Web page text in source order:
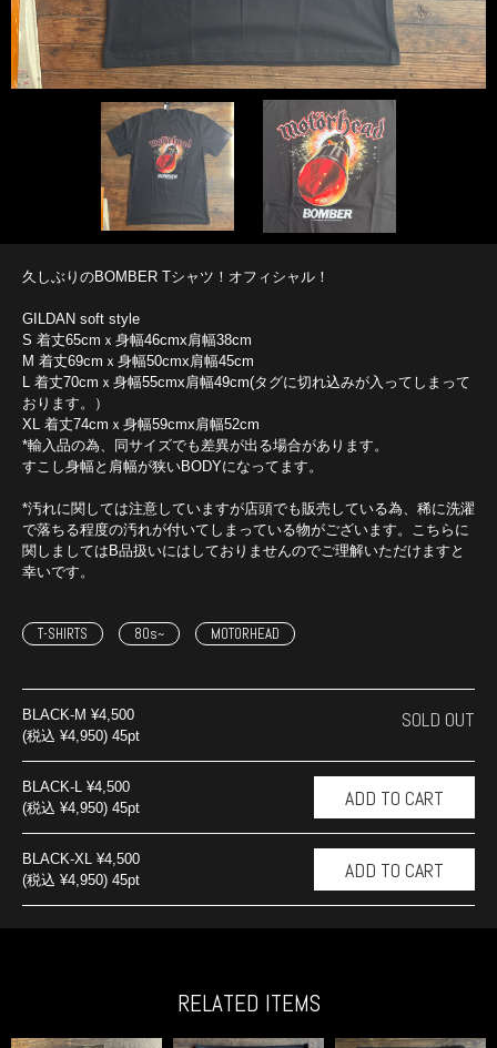
久しぶりのBOMBER Tシャツ！オフィシャル！
GILDAN soft style
S 着丈65cmｘ身幅46cmx肩幅38cm
M 着丈69cmｘ身幅50cmx肩幅45cm
L 着丈70cmｘ身幅55cmx肩幅49cm(タグに切れ込みが入ってしまって
おります。）
XL 着丈74cmｘ身幅59cmx肩幅52cm
*輸入品の為、同サイズでも差異が出る場合があります。
すこし身幅と肩幅が狭いBODYになってます。
*汚れに関しては注意していますが店頭でも販売している為、稀に洗濯
で落ちる程度の汚れが付いてしまっている物がございます。こちらに
関しましてはB品扱いにはしておりませんのでご理解いただけますと
幸いです。
T-SHIRTS 80s~ MOTORHEAD
BLACK-M ¥4,500
(税込 ¥4,950) 45pt
SOLD OUT
BLACK-L ¥4,500
(税込 ¥4,950) 45pt
BLACK-XL ¥4,500
(税込 ¥4,950) 45pt
RELATED ITEMS